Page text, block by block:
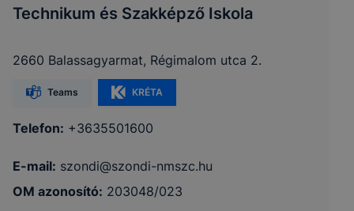
Technikum és Szakképző Iskola
2660 Balassagyarmat, Régimalom utca 2.
Teams KRÉTA
Telefon: +3635501600
E-mail: szondi@szondi-nmszc.hu
OM azonosító: 203048/023